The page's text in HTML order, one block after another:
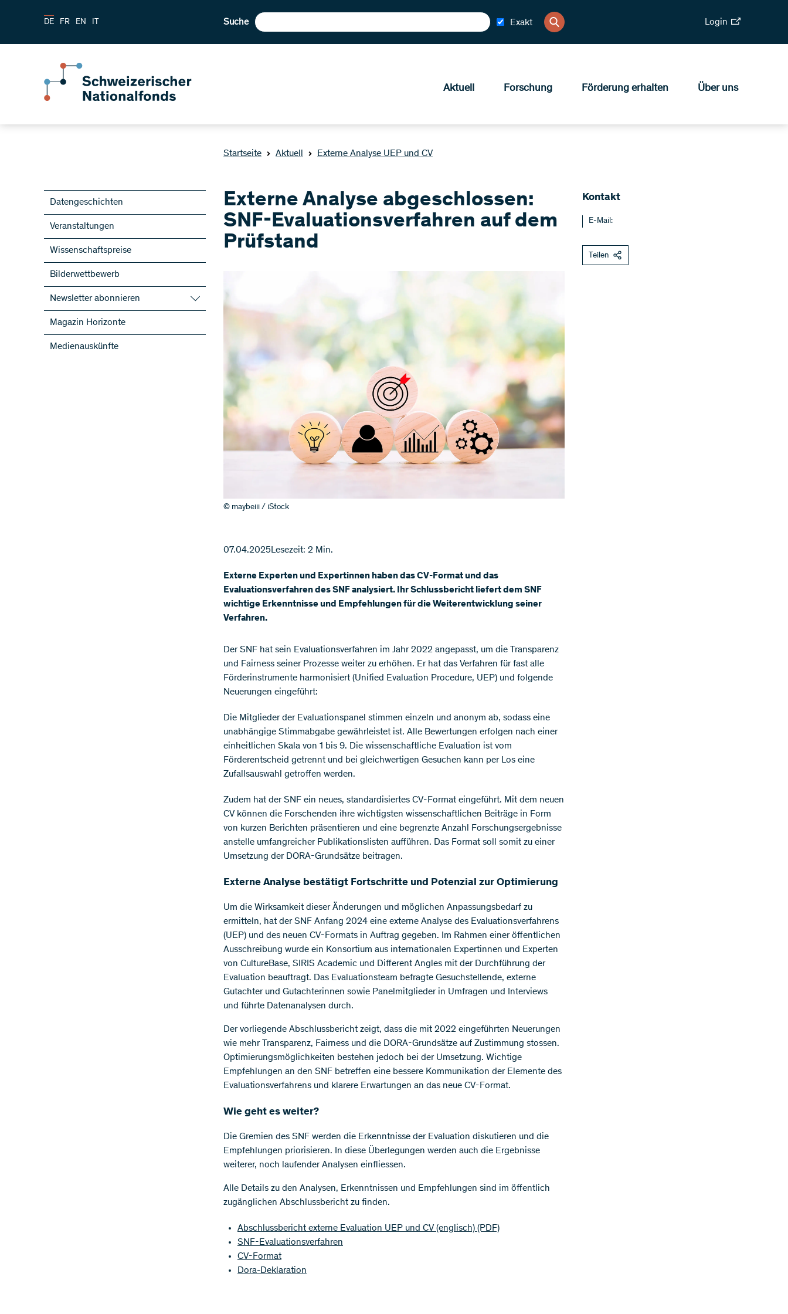
DE FR EN IT Suche Exakt Login
Aktuell Forschung Förderung erhalten Über uns
Startseite Aktuell Externe Analyse UEP und CV
Datengeschichten
Veranstaltungen
Wissenschaftspreise
Bilderwettbewerb
Newsletter abonnieren
SNF-Newsletter abonnieren
Newsletter der NFP abonnieren
ScienceGeist
Magazin Horizonte
Medienauskünfte
Externe Analyse abgeschlossen:
SNF-Evaluationsverfahren auf dem
Prüfstand
© maybeiii / iStock
07.04.2025Lesezeit: 2 Min.
Externe Experten und Expertinnen haben das CV-Format und das
Evaluationsverfahren des SNF analysiert. Ihr Schlussbericht liefert dem SNF
wichtige Erkenntnisse und Empfehlungen für die Weiterentwicklung seiner
Verfahren.
Der SNF hat sein Evaluationsverfahren im Jahr 2022 angepasst, um die Transparenz
und Fairness seiner Prozesse weiter zu erhöhen. Er hat das Verfahren für fast alle
Förderinstrumente harmonisiert (Unified Evaluation Procedure, UEP) und folgende
Neuerungen eingeführt:
Die Mitglieder der Evaluationspanel stimmen einzeln und anonym ab, sodass eine
unabhängige Stimmabgabe gewährleistet ist. Alle Bewertungen erfolgen nach einer
einheitlichen Skala von 1 bis 9. Die wissenschaftliche Evaluation ist vom
Förderentscheid getrennt und bei gleichwertigen Gesuchen kann per Los eine
Zufallsauswahl getroffen werden.
Zudem hat der SNF ein neues, standardisiertes CV-Format eingeführt. Mit dem neuen
CV können die Forschenden ihre wichtigsten wissenschaftlichen Beiträge in Form
von kurzen Berichten präsentieren und eine begrenzte Anzahl Forschungsergebnisse
anstelle umfangreicher Publikationslisten aufführen. Das Format soll somit zu einer
Umsetzung der DORA-Grundsätze beitragen.
Externe Analyse bestätigt Fortschritte und Potenzial zur Optimierung
Um die Wirksamkeit dieser Änderungen und möglichen Anpassungsbedarf zu
ermitteln, hat der SNF Anfang 2024 eine externe Analyse des Evaluationsverfahrens
(UEP) und des neuen CV-Formats in Auftrag gegeben. Im Rahmen einer öffentlichen
Ausschreibung wurde ein Konsortium aus internationalen Expertinnen und Experten
von CultureBase, SIRIS Academic und Different Angles mit der Durchführung der
Evaluation beauftragt. Das Evaluationsteam befragte Gesuchstellende, externe
Gutachter und Gutachterinnen sowie Panelmitglieder in Umfragen und Interviews
und führte Datenanalysen durch.
Der vorliegende Abschlussbericht zeigt, dass die mit 2022 eingeführten Neuerungen
wie mehr Transparenz, Fairness und die DORA-Grundsätze auf Zustimmung stossen.
Optimierungsmöglichkeiten bestehen jedoch bei der Umsetzung. Wichtige
Empfehlungen an den SNF betreffen eine bessere Kommunikation der Elemente des
Evaluationsverfahrens und klarere Erwartungen an das neue CV-Format.
Wie geht es weiter?
Die Gremien des SNF werden die Erkenntnisse der Evaluation diskutieren und die
Empfehlungen priorisieren. In diese Überlegungen werden auch die Ergebnisse
weiterer, noch laufender Analysen einfliessen.
Alle Details zu den Analysen, Erkenntnissen und Empfehlungen sind im öffentlich
zugänglichen Abschlussbericht zu finden.
Abschlussbericht externe Evaluation UEP und CV (englisch) (PDF)
SNF-Evaluationsverfahren
CV-Format
Dora-Deklaration
Kontakt
E-Mail:
Teilen